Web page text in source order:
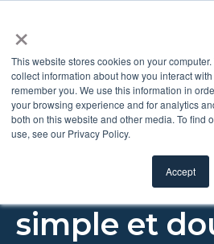
×
This website stores cookies on your
collect information about how you interact
remember you. We use this information in
your browsing experience and for analytics
both on this website and other media. To find
use, see our Privacy Policy.
Accept
Fenêtres
intégrés pour
fenêtres à
simple et